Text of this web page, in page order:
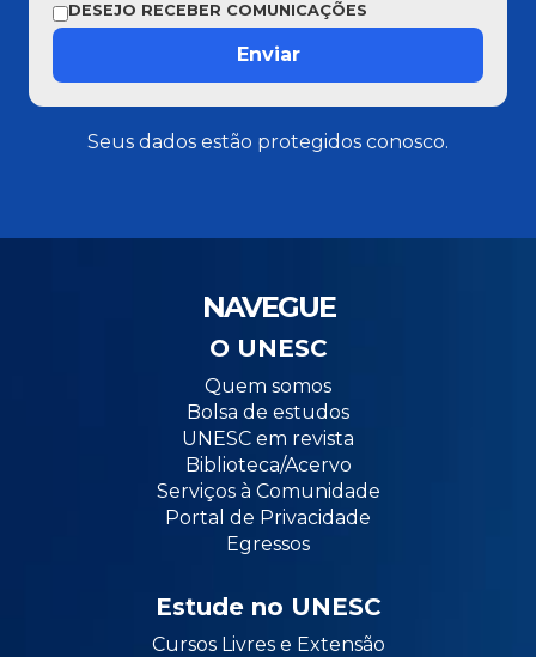
DESEJO RECEBER COMUNICAÇÕES
Enviar
Seus dados estão protegidos conosco.
NAVEGUE
O UNESC
Quem somos
Bolsa de estudos
UNESC em revista
Biblioteca/Acervo
Serviços à Comunidade
Portal de Privacidade
Egressos
Estude no UNESC
Cursos Livres e Extensão